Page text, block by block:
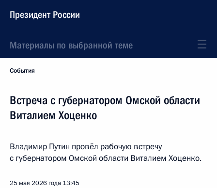
Президент России
Материалы по выбранной теме
События
Встреча с губернатором Омской области
Виталием Хоценко
Владимир Путин провёл рабочую встречу
с губернатором Омской области Виталием Хоценко.
25 мая 2026 года 13:45